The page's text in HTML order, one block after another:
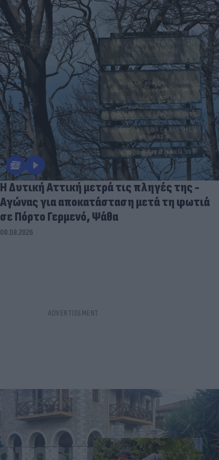
Η Δυτική Αττική μετρά τις πληγές της -
Αγώνας για αποκατάσταση μετά τη φωτιά
σε Πόρτο Γερμενό, Ψάθα
08.08.2026